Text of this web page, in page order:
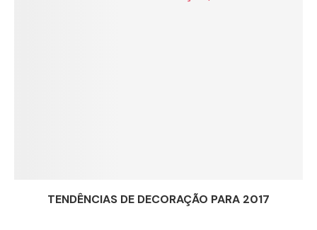
TENDÊNCIAS DE DECORAÇÃO PARA 2017